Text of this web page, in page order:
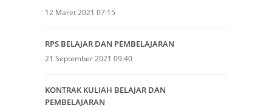
12 Maret 2021 07:15
RPS BELAJAR DAN PEMBELAJARAN
21 September 2021 09:40
KONTRAK KULIAH BELAJAR DAN
PEMBELAJARAN